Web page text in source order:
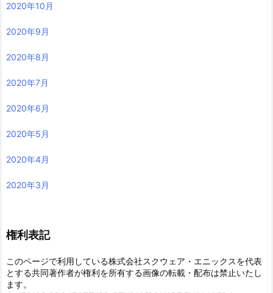
2020年10月
2020年9月
2020年8月
2020年7月
2020年6月
2020年5月
2020年4月
2020年3月
権利表記
このページで利用している株式会社スクウェア・エニックスを代表
とする共同著作者が権利を所有する画像の転載・配布は禁止いたし
ます。